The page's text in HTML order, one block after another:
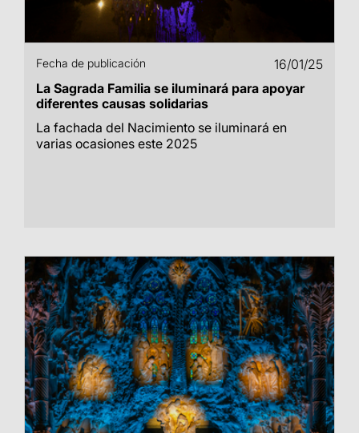
Fecha de publicación
16/01/25
La Sagrada Familia se iluminará para apoyar
diferentes causas solidarias
La fachada del Nacimiento se iluminará en
varias ocasiones este 2025